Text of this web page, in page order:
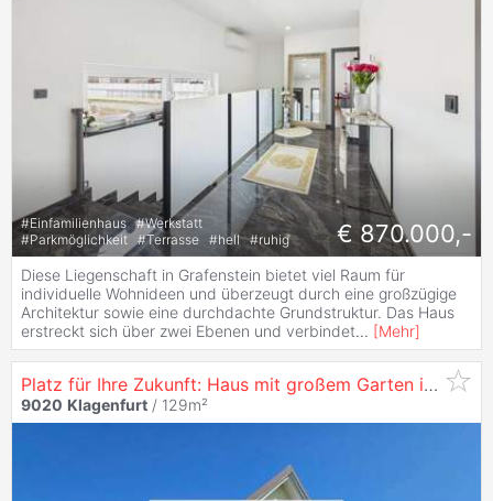
#Einfamilienhaus #Werkstatt
#Parkmöglichkeit #Terrasse #hell #ruhig € 870.000,-
Diese Liegenschaft in Grafenstein bietet viel Raum für
individuelle Wohnideen und überzeugt durch eine großzügige
Architektur sowie eine durchdachte Grundstruktur. Das Haus
erstreckt sich über zwei Ebenen und verbindet... [Mehr]
Platz für Ihre Zukunft: Haus mit großem Garten in
9020 Klagenfurt / 129m²